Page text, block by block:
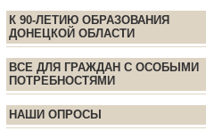
К 90-ЛЕТИЮ ОБРАЗОВАНИЯ
ДОНЕЦКОЙ ОБЛАСТИ
ВСЕ ДЛЯ ГРАЖДАН С ОСОБЫМИ
ПОТРЕБНОСТЯМИ
НАШИ ОПРОСЫ